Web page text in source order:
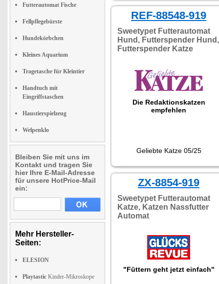
Futterautomat Fische
Fellpflegebürste
Hundekörbchen
Kleines Aquarium
Tragetasche für Kleintier
Handtuch mit
Eingriffstaschen
Haustierspielzeug
Welpenklo
Bleiben Sie mit uns im
Kontakt und tragen Sie
hier Ihre E-Mail-Adresse
für unsere HotPrice-Mail
ein:
Mehr Hersteller-
Seiten:
ELESION
Playtastic Kinder-Mikroskope
REF-88548-919
Sweetypet Futterautomat
Hund, Futterspender Hund,
Futterspender Katze
Die Redaktionskatzen
empfehlen
Geliebte Katze 05/25
ZX-8854-919
Sweetypet Futterautomat
Katze, Katzen Nassfutter
Automat
"Füttern geht jetzt einfach"